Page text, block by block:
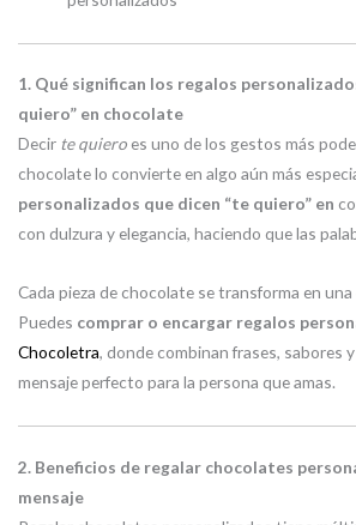
1. Qué significan los regalos
quiero” en chocolate
Decir te quiero es uno de los gestos más
chocolate lo convierte en algo aún más
personalizados que dicen “te quiero” en
con dulzura y elegancia, haciendo que las
Cada pieza de chocolate se transforma en
Puedes comprar o encargar regalos
Chocoletra, donde combinan frases, sabores
mensaje perfecto para la persona que amas.
2. Beneficios de regalar chocolates
mensaje